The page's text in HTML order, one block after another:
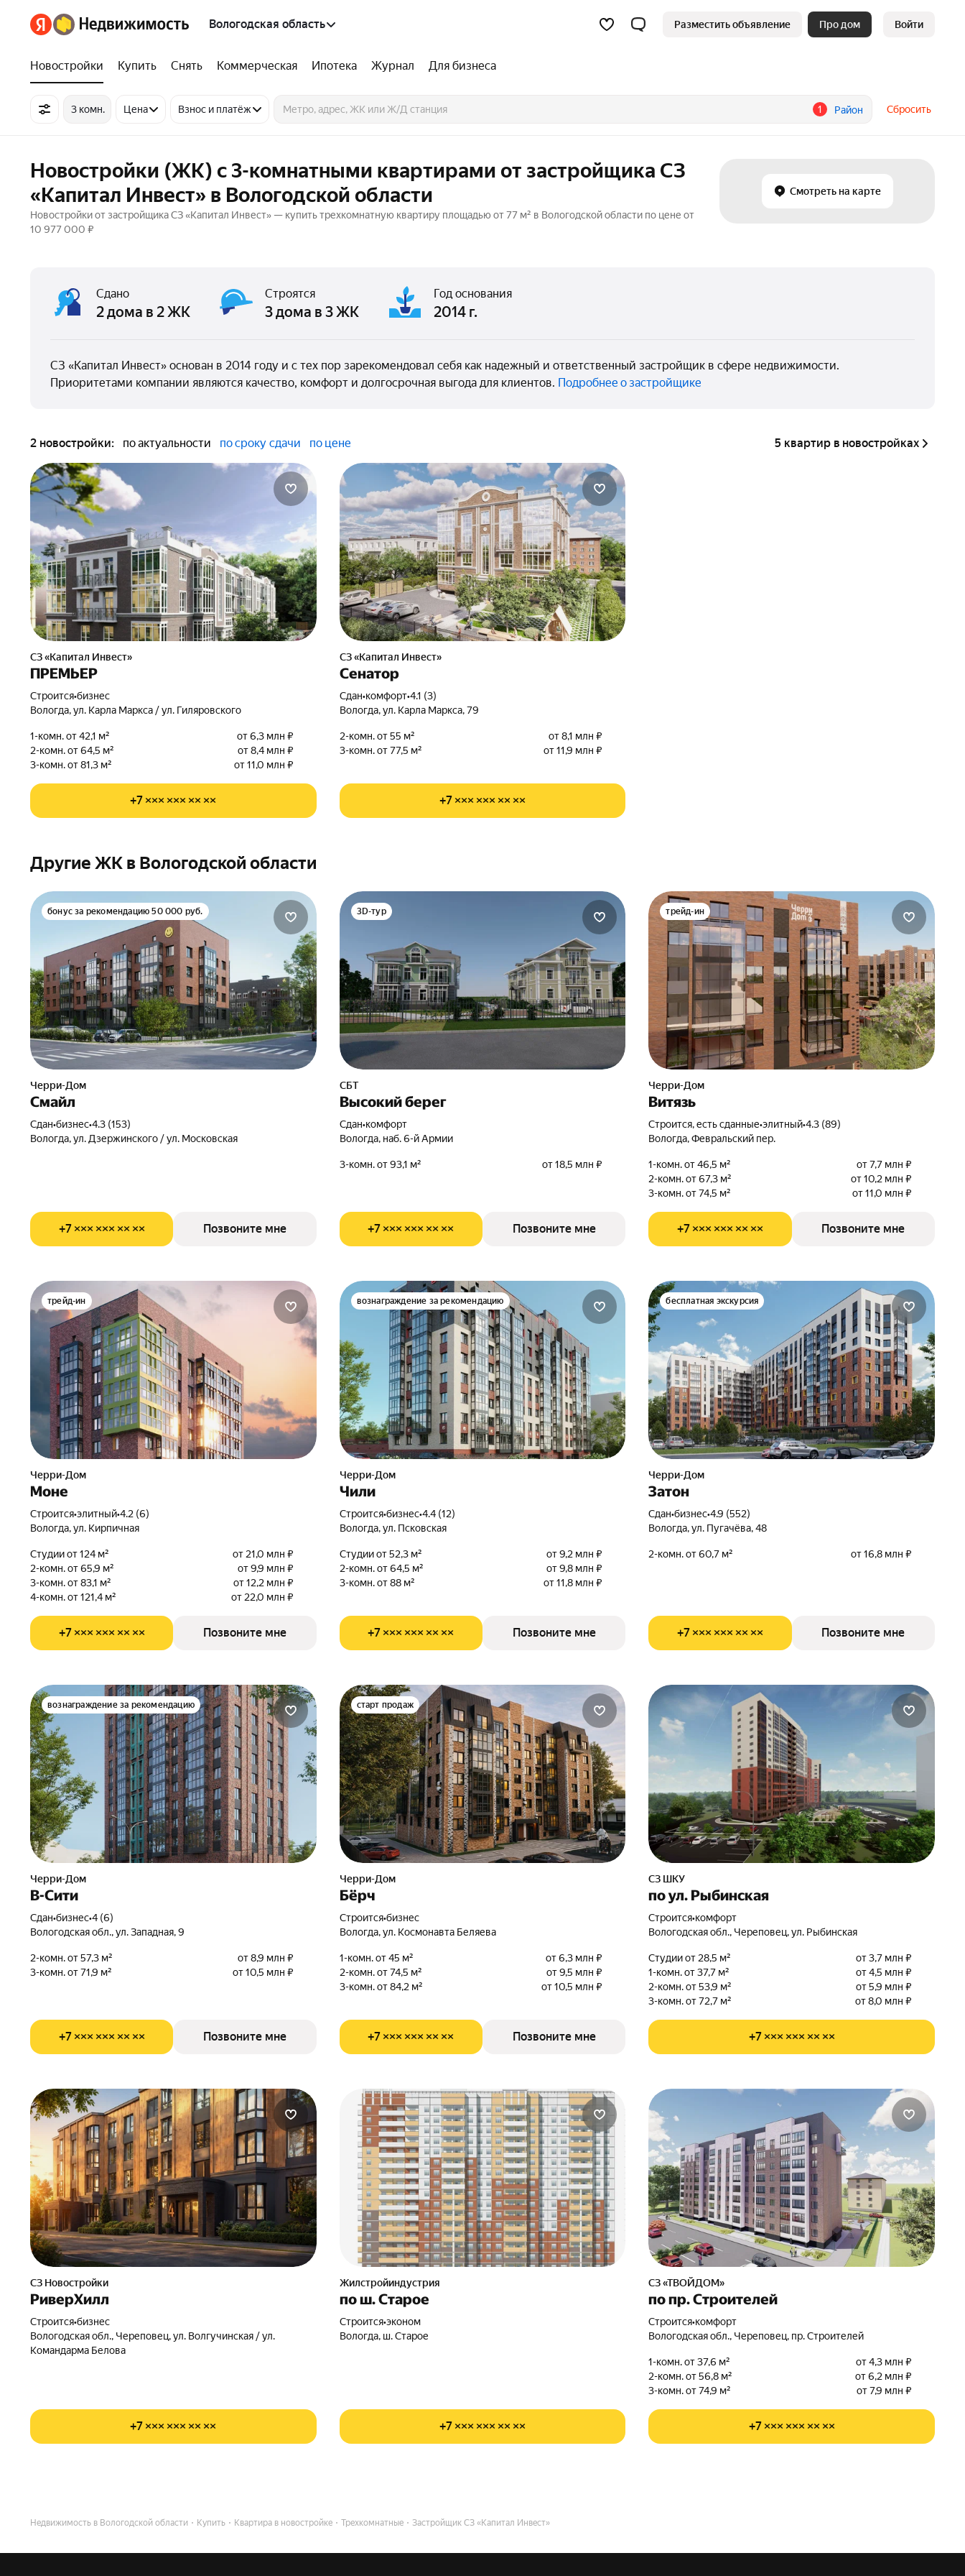
Вологодская область Разместить объявление Про дом Войти
Новостройки Купить Снять Коммерческая Ипотека Журнал Для бизнеса
3 комн. Цена Взнос и платёж 1 Район Сбросить
Новостройки (ЖК) с 3-комнатными квартирами от застройщика СЗ
«Капитал Инвест» в Вологодской области
Новостройки от застройщика СЗ «Капитал Инвест» — купить трехкомнатную квартиру площадью от 77 м² в Вологодской области по цене от
10 977 000 ₽
Смотреть на карте
Сдано
2 дома в 2 ЖК
Строятся
3 дома в 3 ЖК
Год основания
2014 г.
СЗ «Капитал Инвест» основан в 2014 году и с тех пор зарекомендовал себя как надежный и ответственный застройщик в сфере недвижимости.
Приоритетами компании являются качество, комфорт и долгосрочная выгода для клиентов. Подробнее о застройщике
2 новостройки: по актуальности по сроку сдачи по цене 5 квартир в новостройках
СЗ «Капитал Инвест»
ПРЕМЬЕР
Строится•бизнес
Вологда, ул. Карла Маркса / ул. Гиляровского
1-комн. от 42,1 м²
от 6,3 млн ₽
2-комн. от 64,5 м²
от 8,4 млн ₽
3-комн. от 81,3 м²
от 11,0 млн ₽
+7 ××× ××× ×× ××
СЗ «Капитал Инвест»
Сенатор
Сдан•комфорт•4.1 (3)
Вологда, ул. Карла Маркса, 79
2-комн. от 55 м²
от 8,1 млн ₽
3-комн. от 77,5 м²
от 11,9 млн ₽
+7 ××× ××× ×× ××
Другие ЖК в Вологодской области
бонус за рекомендацию 50 000 руб.
Черри-Дом
Смайл
Сдан•бизнес•4.3 (153)
Вологда, ул. Дзержинского / ул. Московская
+7 ××× ××× ×× ×× Позвоните мне
3D-тур
СБТ
Высокий берег
Сдан•комфорт
Вологда, наб. 6-й Армии
3-комн. от 93,1 м² от 18,5 млн ₽
+7 ××× ××× ×× ×× Позвоните мне
трейд-ин
Черри-Дом
Витязь
Строится, есть сданные•элитный•4.3 (89)
Вологда, Февральский пер.
1-комн. от 46,5 м²
от 7,7 млн ₽
2-комн. от 67,3 м²
от 10,2 млн ₽
3-комн. от 74,5 м²
от 11,0 млн ₽
+7 ××× ××× ×× ×× Позвоните мне
трейд-ин
Черри-Дом
Моне
Строится•элитный•4.2 (6)
Вологда, ул. Кирпичная
Студии от 124 м²
от 21,0 млн ₽
2-комн. от 65,9 м²
от 9,9 млн ₽
3-комн. от 83,1 м²
от 12,2 млн ₽
4-комн. от 121,4 м²
от 22,0 млн ₽
+7 ××× ××× ×× ×× Позвоните мне
вознаграждение за рекомендацию
Черри-Дом
Чили
Строится•бизнес•4.4 (12)
Вологда, ул. Псковская
Студии от 52,3 м²
от 9,2 млн ₽
2-комн. от 64,5 м²
от 9,8 млн ₽
3-комн. от 88 м²
от 11,8 млн ₽
+7 ××× ××× ×× ×× Позвоните мне
бесплатная экскурсия
Черри-Дом
Затон
Сдан•бизнес•4.9 (552)
Вологда, ул. Пугачёва, 48
2-комн. от 60,7 м² от 16,8 млн ₽
+7 ××× ××× ×× ×× Позвоните мне
вознаграждение за рекомендацию
Черри-Дом
В-Сити
Сдан•бизнес•4 (6)
Вологодская обл., ул. Западная, 9
2-комн. от 57,3 м²
от 8,9 млн ₽
3-комн. от 71,9 м²
от 10,5 млн ₽
+7 ××× ××× ×× ×× Позвоните мне
старт продаж
Черри-Дом
Бёрч
Строится•бизнес
Вологда, ул. Космонавта Беляева
1-комн. от 45 м²
от 6,3 млн ₽
2-комн. от 74,5 м²
от 9,5 млн ₽
3-комн. от 84,2 м²
от 10,5 млн ₽
+7 ××× ××× ×× ×× Позвоните мне
СЗ ШКУ
по ул. Рыбинская
Строится•комфорт
Вологодская обл., Череповец, ул. Рыбинская
Студии от 28,5 м²
от 3,7 млн ₽
1-комн. от 37,7 м²
от 4,5 млн ₽
2-комн. от 53,9 м²
от 5,9 млн ₽
3-комн. от 72,7 м²
от 8,0 млн ₽
+7 ××× ××× ×× ××
СЗ Новостройки
РиверХилл
Строится•бизнес
Вологодская обл., Череповец, ул. Волгучинская / ул.
Командарма Белова
+7 ××× ××× ×× ××
Жилстройиндустрия
по ш. Старое
Строится•эконом
Вологда, ш. Старое
+7 ××× ××× ×× ××
СЗ «ТВОЙДОМ»
по пр. Строителей
Строится•комфорт
Вологодская обл., Череповец, пр. Строителей
1-комн. от 37,6 м²
от 4,3 млн ₽
2-комн. от 56,8 м²
от 6,2 млн ₽
3-комн. от 74,9 м²
от 7,9 млн ₽
+7 ××× ××× ×× ××
Недвижимость в Вологодской области Купить Квартира в новостройке Трехкомнатные Застройщик СЗ «Капитал Инвест»